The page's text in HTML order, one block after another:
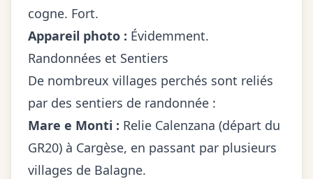
cogne. Fort.
Appareil photo : Évidemment.
Randonnées et Sentiers
De nombreux villages perchés sont reliés
par des sentiers de randonnée :
Mare e Monti : Relie Calenzana (départ du
GR20) à Cargèse, en passant par plusieurs
villages de Balagne.